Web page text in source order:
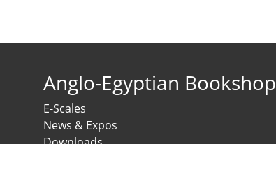
Anglo-Egyptian Bookshop
E-Scales
News & Expos
Downloads